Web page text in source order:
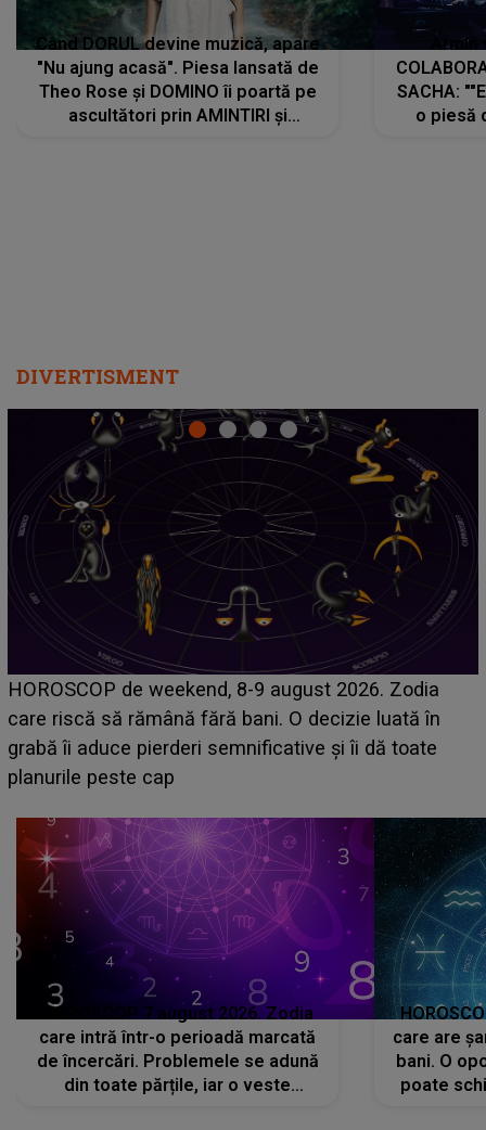
Când DORUL devine muzică, apare
"Nu ajung acasă". Piesa lansată de
Theo Rose și DOMINO îi poartă pe
ascultători prin AMINTIRI și
SACHA:
o piesă
DIVERTISMENT
Emanuel a ținut ACEST DETALIU ASCUNS până
acum! În fața Alexandrei, concurentul din Casa Iubirii
face o MĂRTURISIRE NEAȘTEPTATĂ despre mama
sa: "I-am spus și ei în față, eu nu te iubesc pentru
HOROSCOP 7 august 2026. Zodia
care intră într-o perioadă marcată
de încercări. Problemele se adună
din toate părțile, iar o veste
care are
bani. O
poate